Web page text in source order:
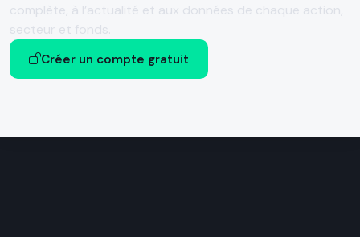
complète, à l’actualité et aux données de chaque action,
secteur et fonds.
Créer un compte gratuit